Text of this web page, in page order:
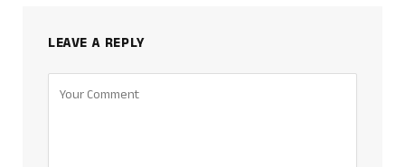
LEAVE A REPLY